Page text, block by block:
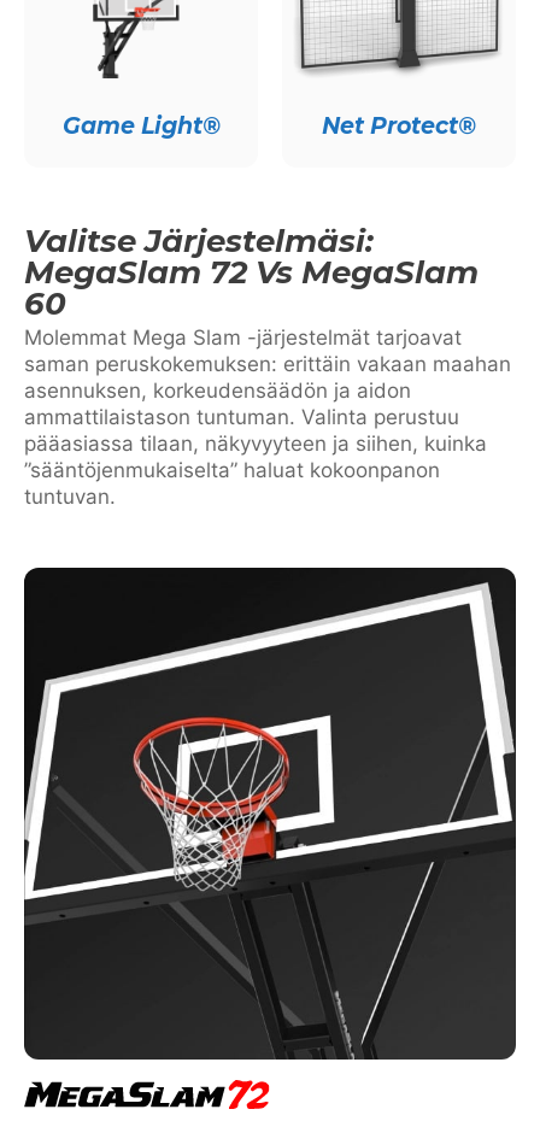
Game Light® Net Protect®
Valitse Järjestelmäsi:
MegaSlam 72 Vs MegaSlam
60
Molemmat Mega Slam -järjestelmät tarjoavat
saman peruskokemuksen: erittäin vakaan maahan
asennuksen, korkeudensäädön ja aidon
ammattilaistason tuntuman. Valinta perustuu
pääasiassa tilaan, näkyvyyteen ja siihen, kuinka
”sääntöjenmukaiselta” haluat kokoonpanon
tuntuvan.